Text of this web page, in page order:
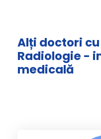
Alți doctori
Radiologie -
medicală